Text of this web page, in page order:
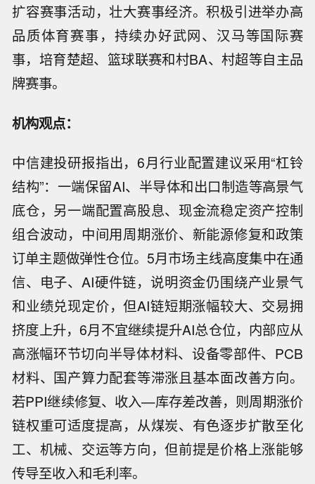
扩容赛事活动，壮大赛事经济。积极引进举办高
品质体育赛事，持续办好武网、汉马等国际赛
事，培育楚超、篮球联赛和村BA、村超等自主品
牌赛事。
机构观点：
中信建投研报指出，6月行业配置建议采用“杠铃
结构”：一端保留AI、半导体和出口制造等高景气
底仓，另一端配置高股息、现金流稳定资产控制
组合波动，中间用周期涨价、新能源修复和政策
订单主题做弹性仓位。5月市场主线高度集中在通
信、电子、AI硬件链，说明资金仍围绕产业景气
和业绩兑现定价，但AI链短期涨幅较大、交易拥
挤度上升，6月不宜继续提升AI总仓位，内部应从
高涨幅环节切向半导体材料、设备零部件、PCB
材料、国产算力配套等滞涨且基本面改善方向。
若PPI继续修复、收入—库存差改善，则周期涨价
链权重可适度提高，从煤炭、有色逐步扩散至化
工、机械、交运等方向，但前提是价格上涨能够
传导至收入和毛利率。